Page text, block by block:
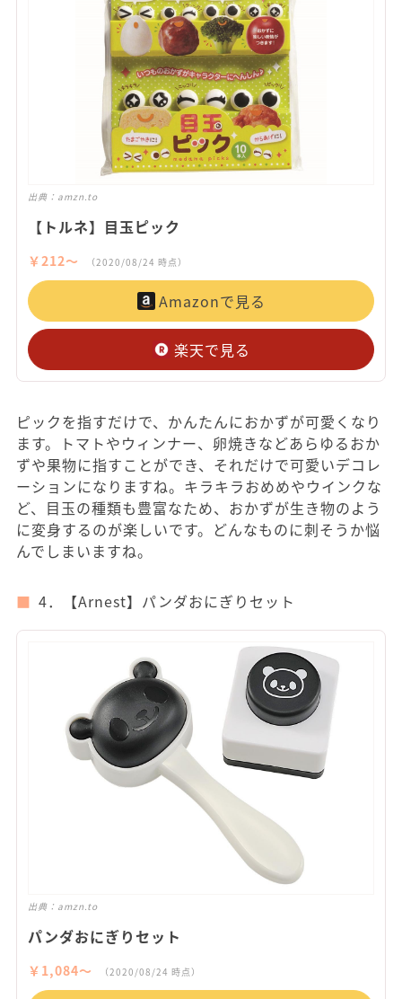
出典： amzn.to
【トルネ】目玉ピック
￥212〜 （2020/08/24 時点）
Amazonで見る
楽天で見る
ピックを指すだけで、かんたんにおかずが可愛くなり
ます。トマトやウィンナー、卵焼きなどあらゆるおか
ずや果物に指すことができ、それだけで可愛いデコレ
ーションになりますね。キラキラおめめやウインクな
ど、目玉の種類も豊富なため、おかずが生き物のよう
に変身するのが楽しいです。どんなものに刺そうか悩
んでしまいますね。
4．【Arnest】パンダおにぎりセット
出典： amzn.to
パンダおにぎりセット
￥1,084〜 （2020/08/24 時点）